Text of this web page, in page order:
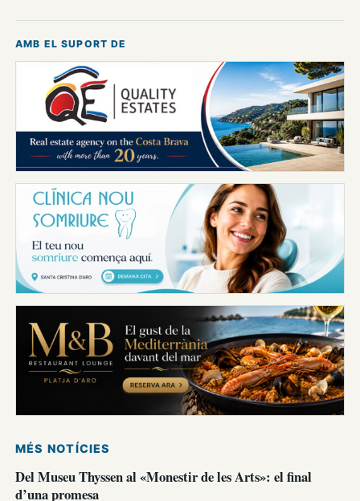
AMB EL SUPORT DE
MÉS NOTÍCIES
Del Museu Thyssen al «Monestir de les Arts»: el final
d’una promesa